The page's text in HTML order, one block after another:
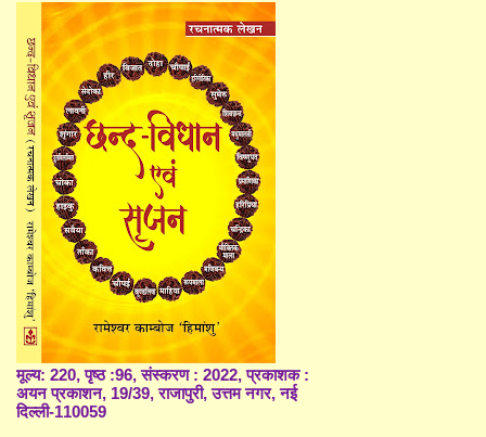
मूल्य: 220, पृष्ठ :96, संस्करण : 2022, प्रकाशक :
अयन प्रकाशन, 19/39, राजापुरी, उत्तम नगर, नई
दिल्ली-110059